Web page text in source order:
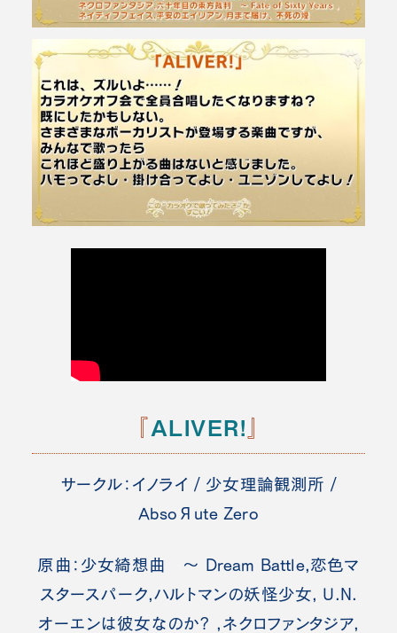
『ALIVER!』
サークル：イノライ / 少女理論観測所 /
AbsoЯute Zero
原曲：少女綺想曲 ～ Dream Battle,恋色マ
スタースパーク,ハルトマンの妖怪少女, U.N.
オーエンは彼女なのか? ,ネクロファンタジア,